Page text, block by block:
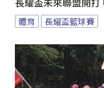
長耀盃未來聯盟開打
體育 長耀盃籃球賽